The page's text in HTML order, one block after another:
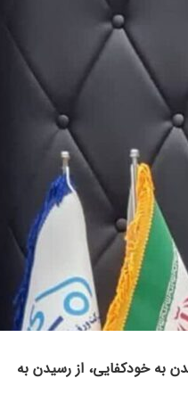
رسیدن به خودکفایی، از رسیدن به